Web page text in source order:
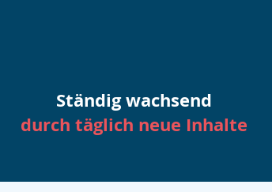
Ständig wachsend
durch täglich neue Inhalte